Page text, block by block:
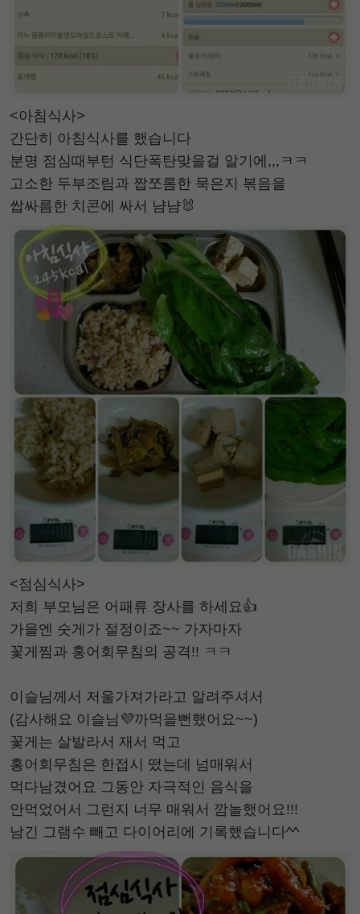
<아침식사>
간단히 아침식사를 했습니다
분명 점심때부턴 식단폭탄맞을걸 알기에,,,ㅋㅋ
고소한 두부조림과 짭쪼롬한 묵은지 볶음을
쌉싸름한 치콘에 싸서 냠냠🐰
<점심식사>
저희 부모님은 어패류 장사를 하세요👍
가을엔 숫게가 절정이죠~~ 가자마자
꽃게찜과 홍어회무침의 공격!! ㅋㅋ
이슬님께서 저울가져가라고 알려주셔서
(감사해요 이슬님💜까먹을뻔했어요~~)
꽃게는 살발라서 재서 먹고
홍어회무침은 한접시 떴는데 넘매워서
먹다남겼어요 그동안 자극적인 음식을
안먹었어서 그런지 너무 매워서 깜놀했어요!!!
남긴 그램수 빼고 다이어리에 기록했습니다^^